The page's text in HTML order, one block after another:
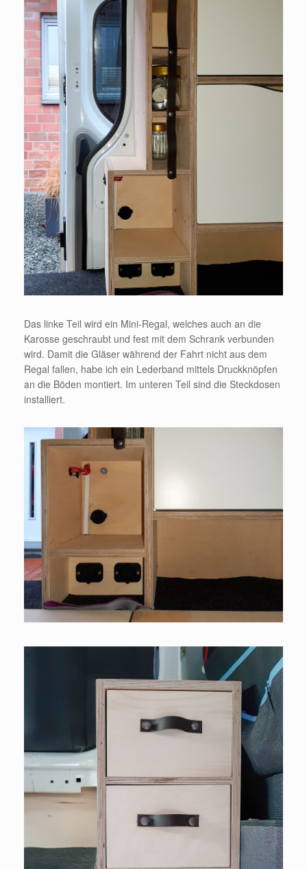
Das linke Teil wird ein Mini-Regal, welches auch an die
Karosse geschraubt und fest mit dem Schrank verbunden
wird. Damit die Gläser während der Fahrt nicht aus dem
Regal fallen, habe ich ein Lederband mittels Druckknöpfen
an die Böden montiert. Im unteren Teil sind die Steckdosen
installiert.